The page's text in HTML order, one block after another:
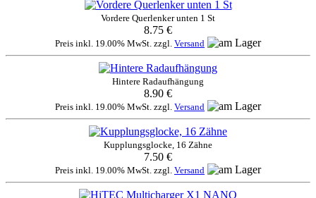
Vordere Querlenker unten 1 St
8.75 €
Preis inkl. 19.00% MwSt. zzgl. Versand
Hintere Radaufhängung
8.90 €
Preis inkl. 19.00% MwSt. zzgl. Versand
Kupplungsglocke, 16 Zähne
7.50 €
Preis inkl. 19.00% MwSt. zzgl. Versand